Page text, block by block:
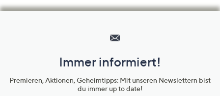
Unternehmensinformationen
Immer informiert!
Premieren, Aktionen, Geheimtipps: Mit unseren Newslettern bist
du immer up to date!